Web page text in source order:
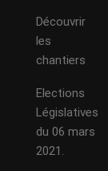
Découvrir
les
chantiers
Elections
Législatives
du 06 mars
2021.